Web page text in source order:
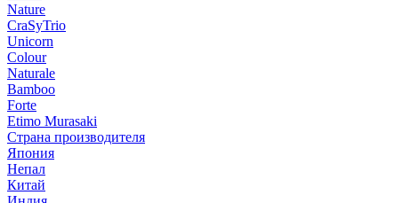
Nature
CraSyTrio
Unicorn
Colour
Naturale
Bamboo
Forte
Etimo Murasaki
Страна производителя
Япония
Непал
Китай